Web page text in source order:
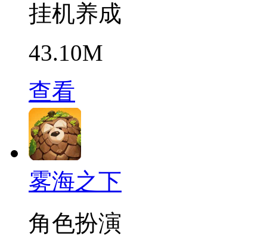
挂机养成
43.10M
查看
雾海之下
角色扮演